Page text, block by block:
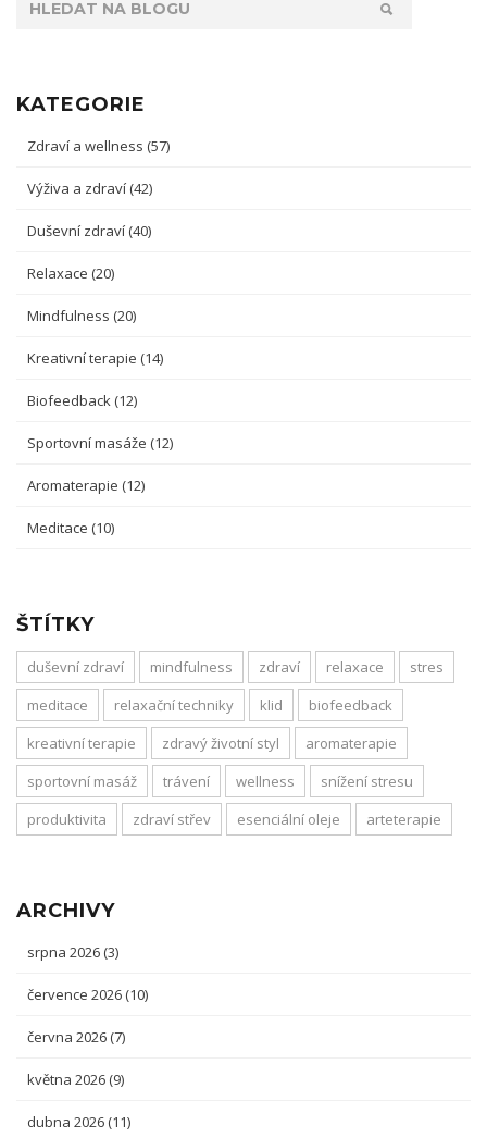
KATEGORIE
Zdraví a wellness (57)
Výživa a zdraví (42)
Duševní zdraví (40)
Relaxace (20)
Mindfulness (20)
Kreativní terapie (14)
Biofeedback (12)
Sportovní masáže (12)
Aromaterapie (12)
Meditace (10)
ŠTÍTKY
duševní zdraví mindfulness zdraví relaxace
stres
meditace
relaxační techniky klid
biofeedback
kreativní terapie
zdravý životní styl
aromaterapie
sportovní masáž
trávení wellness
snížení stresu
produktivita
zdraví střev esenciální oleje arteterapie
ARCHIVY
srpna 2026 (3)
července 2026 (10)
června 2026 (7)
května 2026 (9)
dubna 2026 (11)